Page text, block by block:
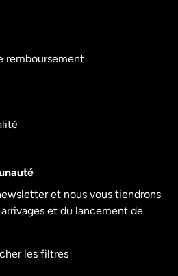
les filtres
remboursement
et nous vous tiendrons
et du lancement de